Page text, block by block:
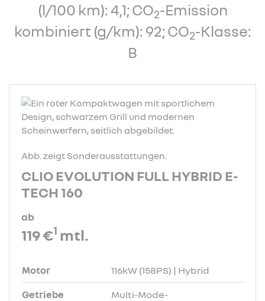
(l/100 km): 4,1; CO2-Emission
kombiniert (g/km): 92; CO2-Klasse:
B
Abb. zeigt Sonderausstattungen.
CLIO EVOLUTION FULL HYBRID E-
TECH 160
ab
119 €1 mtl.
Motor 116kW (158PS) | Hybrid
Getriebe
Multi-Mode-